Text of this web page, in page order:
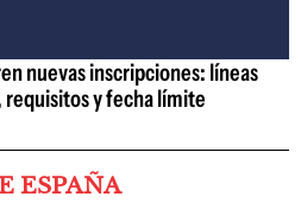
nuevas inscripciones: líneas
y fecha límite
ESPAÑA